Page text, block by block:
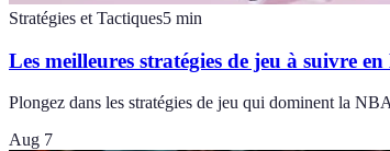
Stratégies et Tactiques5 min
Les meilleures stratégies de jeu à suivre
Plongez dans les stratégies de jeu qui dominent la
Aug 7